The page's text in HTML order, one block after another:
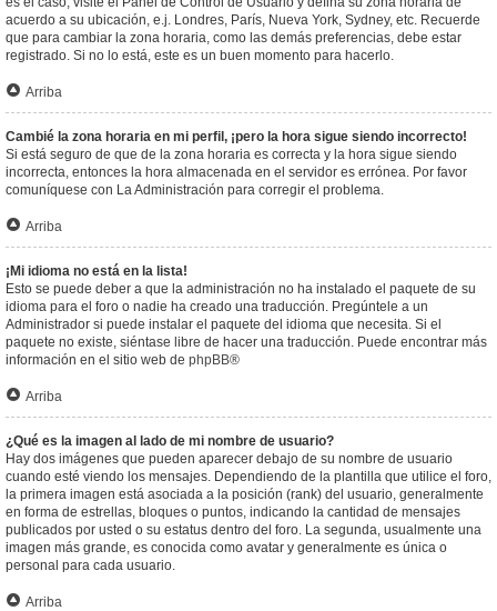
acuerdo a su ubicación, e.j. Londres, París, Nueva York, Sydney, etc. Recuerde
que para cambiar la zona horaria, como las demás preferencias, debe estar
registrado. Si no lo está, este es un buen momento para hacerlo.
Arriba
Cambié la zona horaria en mi perfil, ¡pero la hora sigue siendo incorrecto!
Si está seguro de que de la zona horaria es correcta y la hora sigue siendo
incorrecta, entonces la hora almacenada en el servidor es errónea. Por favor
comuníquese con La Administración para corregir el problema.
Arriba
¡Mi idioma no está en la lista!
Esto se puede deber a que la administración no ha instalado el paquete de su
idioma para el foro o nadie ha creado una traducción. Pregúntele a un
Administrador si puede instalar el paquete del idioma que necesita. Si el
paquete no existe, siéntase libre de hacer una traducción. Puede encontrar más
información en el sitio web de phpBB®
Arriba
¿Qué es la imagen al lado de mi nombre de usuario?
Hay dos imágenes que pueden aparecer debajo de su nombre de usuario
cuando esté viendo los mensajes. Dependiendo de la plantilla que utilice el foro,
la primera imagen está asociada a la posición (rank) del usuario, generalmente
en forma de estrellas, bloques o puntos, indicando la cantidad de mensajes
publicados por usted o su estatus dentro del foro. La segunda, usualmente una
imagen más grande, es conocida como avatar y generalmente es única o
personal para cada usuario.
Arriba